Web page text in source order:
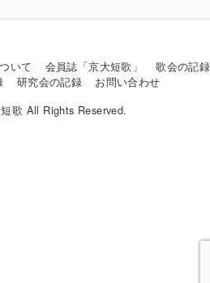
いて 会員誌「京大短歌」
歌会の記録
研究会の記録
お問い合わせ
歌 All Rights Reserved.